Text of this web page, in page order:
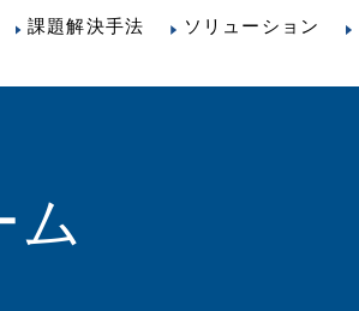
課題解決手法 ソリューション
ム